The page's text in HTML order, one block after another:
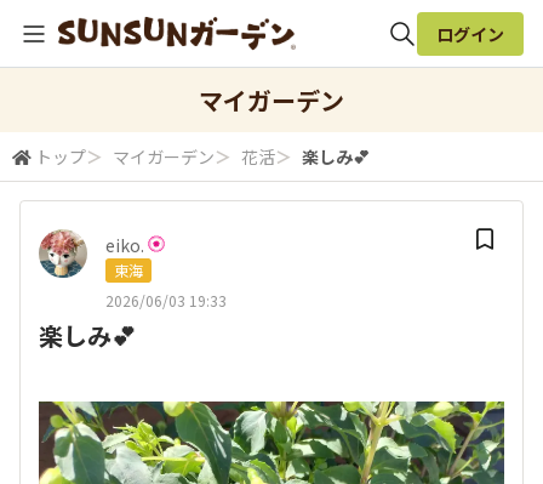
検索
ログイン
マイガーデン
トップ＞ マイガーデン＞ 花活＞ 楽しみ💕
eiko.
東海
2026/06/03 19:33
楽しみ💕